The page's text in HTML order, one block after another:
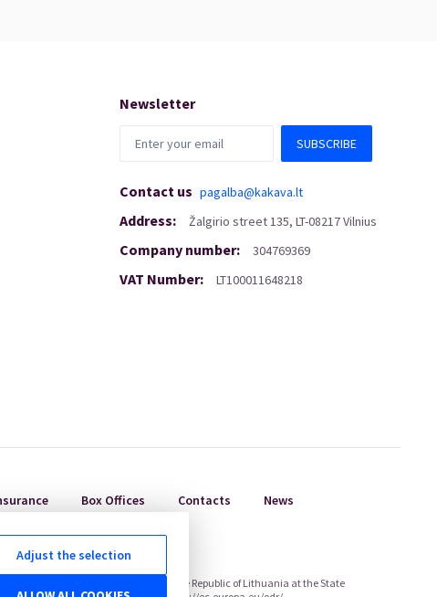
Adjust the selection
Newsletter
SUBSCRIBE
Contact us pagalba@kakava.lt
Address: Žalgirio street135, LT-08217 Vilnius
Company number: 304769369
VAT Number: LT100011648218
Box Offices Contacts News
on Consumer Rights Protection of the Republic of Lithuania at the State